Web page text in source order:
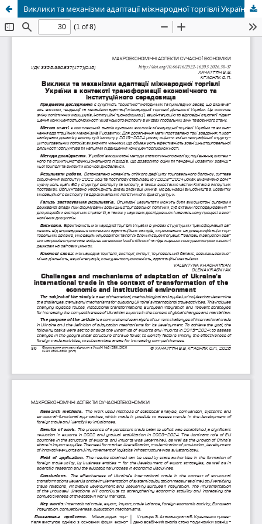
Виклики та механізми адаптації міжнародної торгівлі України в контексті трансформації економічного та інституційного середовища